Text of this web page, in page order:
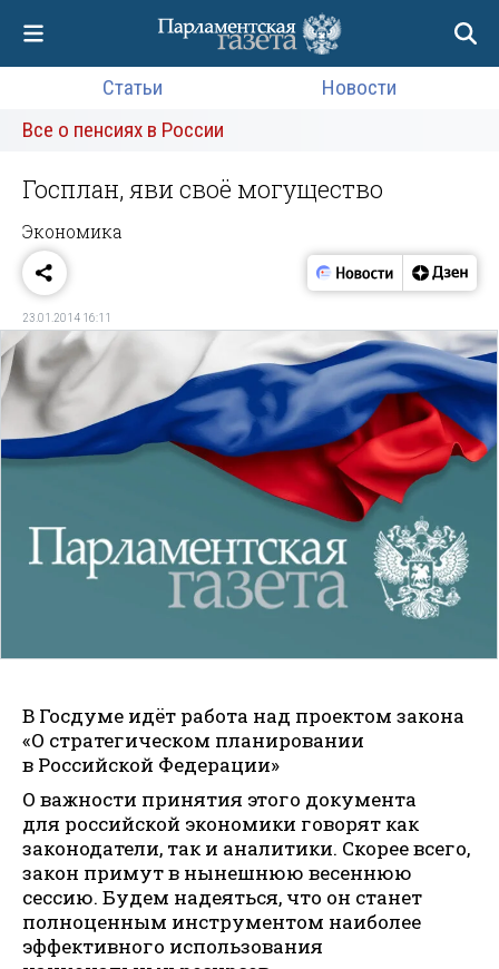
Статьи
Новости
Все о пенсиях в России
Госплан, яви своё могущество
Экономика
23.01.2014 16:11
В Госдуме идёт работа над проектом закона
«О стратегическом планировании
в Российской Федерации»
О важности принятия этого документа
для российской экономики говорят как
законодатели, так и аналитики. Скорее всего,
закон примут в нынешнюю весеннюю
сессию. Будем надеяться, что он станет
полноценным инструментом наиболее
эффективного использования